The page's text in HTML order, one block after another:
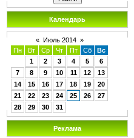
Календарь
« Июль 2014 »
Пн
Вт Ср Чт Пт Сб
Вс
1
2 3 4 5
6
7
8 9 10 11 12
13
14
15 16 17 18 19
20
21
22 23 24 25 26
27
28
29 30 31
Реклама